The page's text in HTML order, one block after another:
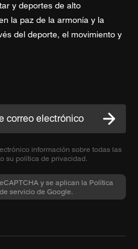
y deportes de alto
la paz de la armonía y la
del deporte, el movimiento y
información sobre todas las
su política de privacidad.
y se aplican la Política
servicio de Google.